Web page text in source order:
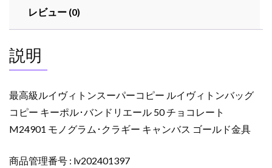
コ
ー
ル
ヴ
ィ
ト
バ
レビュー (0)
説明
最高級ルイヴィトンスーパーコピー ルイヴィトンバッグ
コピー キーポル･バンドリエール 50 チョコレート
M24901 モノグラム･クラギー キャンバス ゴールド金具
商品管理番号 : lv202401397